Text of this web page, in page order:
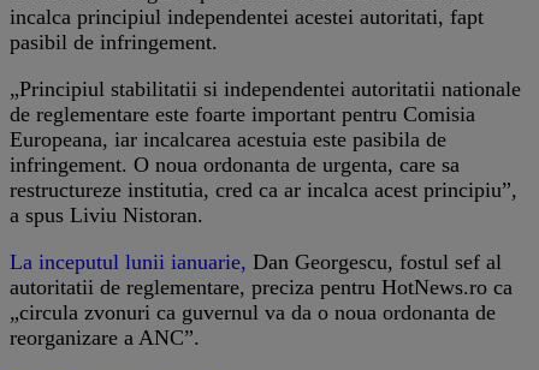
incalca principiul independentei acestei autoritati, fapt
pasibil de infringement.
„Principiul stabilitatii si independentei autoritatii nationale
de reglementare este foarte important pentru Comisia
Europeana, iar incalcarea acestuia este pasibila de
infringement. O noua ordonanta de urgenta, care sa
restructureze institutia, cred ca ar incalca acest principiu”,
a spus Liviu Nistoran.
La inceputul lunii ianuarie, Dan Georgescu, fostul sef al
autoritatii de reglementare, preciza pentru HotNews.ro ca
„circula zvonuri ca guvernul va da o noua ordonanta de
reorganizare a ANC”.